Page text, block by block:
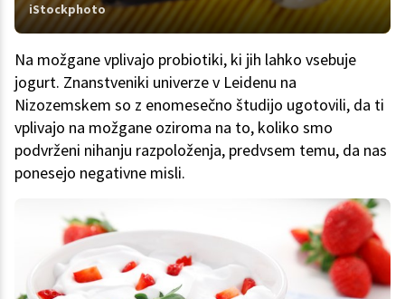
iStockphoto
Na možgane vplivajo probiotiki, ki jih lahko vsebuje
jogurt. Znanstveniki univerze v Leidenu na
Nizozemskem so z enomesečno študijo ugotovili, da ti
vplivajo na možgane oziroma na to, koliko smo
podvrženi nihanju razpoloženja, predvsem temu, da nas
ponesejo negativne misli.